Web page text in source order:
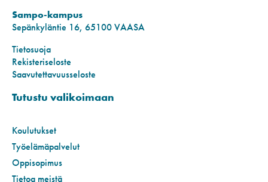
Sampo-kampus
Sepänkyläntie 16, 65100 VAASA
Tietosuoja
Rekisteriseloste
Saavutettavuusseloste
Tutustu valikoimaan
Koulutukset
Työelämäpalvelut
Oppisopimus
Tietoa meistä